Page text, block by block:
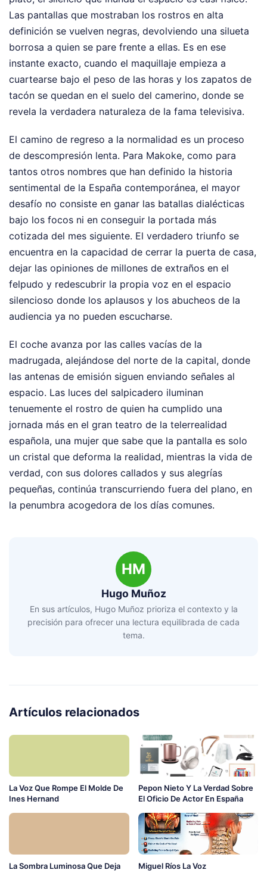
Las pantallas que mostraban los rostros en alta
definición se vuelven negras, devolviendo una silueta
borrosa a quien se pare frente a ellas. Es en ese
instante exacto, cuando el maquillaje empieza a
cuartearse bajo el peso de las horas y los zapatos de
tacón se quedan en el suelo del camerino, donde se
revela la verdadera naturaleza de la fama televisiva.
El camino de regreso a la normalidad es un proceso
de descompresión lenta. Para Makoke, como para
tantos otros nombres que han definido la historia
sentimental de la España contemporánea, el mayor
desafío no consiste en ganar las batallas dialécticas
bajo los focos ni en conseguir la portada más
cotizada del mes siguiente. El verdadero triunfo se
encuentra en la capacidad de cerrar la puerta de casa,
dejar las opiniones de millones de extraños en el
felpudo y redescubrir la propia voz en el espacio
silencioso donde los aplausos y los abucheos de la
audiencia ya no pueden escucharse.
El coche avanza por las calles vacías de la
madrugada, alejándose del norte de la capital, donde
las antenas de emisión siguen enviando señales al
espacio. Las luces del salpicadero iluminan
tenuemente el rostro de quien ha cumplido una
jornada más en el gran teatro de la telerrealidad
española, una mujer que sabe que la pantalla es solo
un cristal que deforma la realidad, mientras la vida de
verdad, con sus dolores callados y sus alegrías
pequeñas, continúa transcurriendo fuera del plano, en
la penumbra acogedora de los días comunes.
HM
Hugo Muñoz
En sus artículos, Hugo Muñoz prioriza el contexto y la
precisión para ofrecer una lectura equilibrada de cada
tema.
Artículos relacionados
La Voz Que Rompe El Molde De
Ines Hernand
Pepon Nieto Y La Verdad Sobre
El Oficio De Actor En España
La Sombra Luminosa Que Deja
Miguel Ríos La Voz